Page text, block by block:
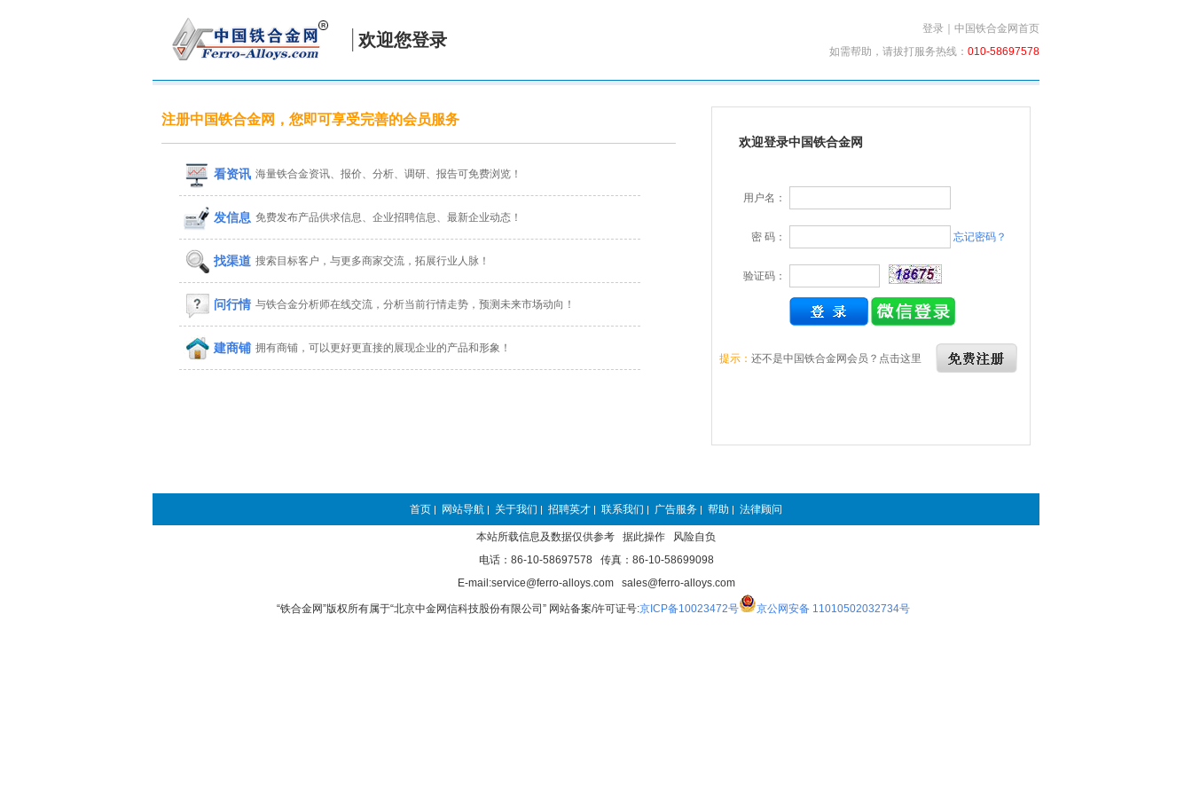
欢迎您登录
登录
中国铁合金网首页
如需帮助，请拔打服务热线： 010-58697578
注册中国铁合金网，您即可享受完善的会员服务
看资讯 海量铁合金资讯、报价、分析、调研、报告可免费浏览！
发信息 免费发布产品供求信息、企业招聘信息、最新企业动态！
找渠道 搜索目标客户，与更多商家交流，拓展行业人脉！
问行情 与铁合金分析师在线交流，分析当前行情走势，预测未来市场动向！
建商铺 拥有商铺，可以更好更直接的展现企业的产品和形象！
欢迎登录中国铁合金网
用户名：
密 码： 忘记密码？
验证码：
提示： 还不是中国铁合金网会员？点击这里
首页 | 网站导航 | 关于我们 | 招聘英才 | 联系我们 | 广告服务 | 帮助 | 法律顾问
本站所载信息及数据仅供参考 据此操作 风险自负
电话：86-10-58697578 传真：86-10-58699098
E-mail:service@ferro-alloys.com sales@ferro-alloys.com
“铁合金网”版权所有属于“北京中金网信科技股份有限公司” 网站备案/许可证号:京ICP备10023472号 京公网安备 11010502032734号